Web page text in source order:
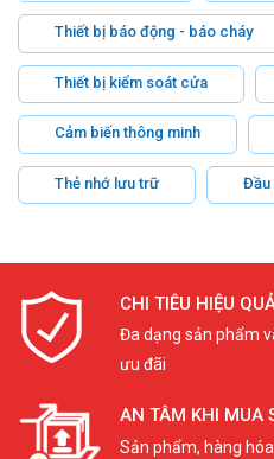
Thiết bị báo động - báo cháy
Thiết bị kiểm soát cửa
Cảm biến thông minh
Thẻ nhớ lưu trữ Đầu
CHI TIÊU HIỆU
Đa dạng sản phẩm
ưu đãi
AN TÂM KHI MUA
Sản phẩm, hàng